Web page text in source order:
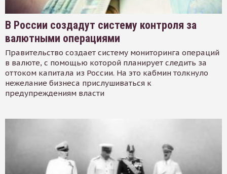
В России создадут систему контроля за
валютными операциями
Правительство создает систему мониторинга операций
в валюте, с помощью которой планирует следить за
оттоком капитала из России. На это кабмин толкнуло
нежелание бизнеса прислушиваться к
предупреждениям власти